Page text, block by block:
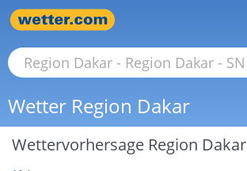
Wetter Region Dakar
Wettervorhersage Region Dakar